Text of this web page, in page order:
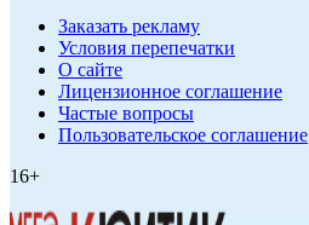
Заказать рекламу
Условия перепечатки
О сайте
Лицензионное соглашение
Частые вопросы
Пользовательское соглашение
16+